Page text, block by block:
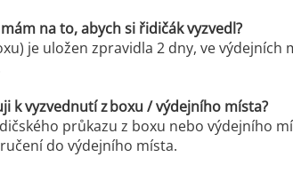
na to, abych si řidičák vyzvedl?
je uložen zpravidla 2 dny, ve
k vyzvednutí z boxu / výdejního místa?
průkazu z boxu nebo výdejního
do výdejního místa.